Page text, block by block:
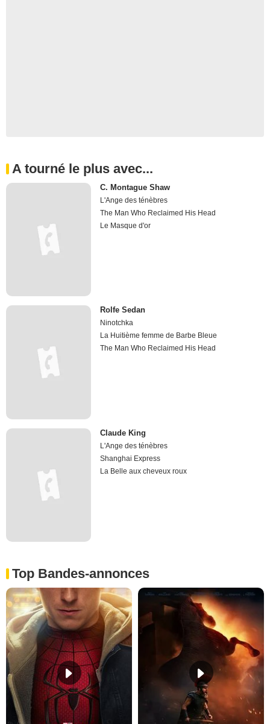
A tourné le plus avec...
C. Montague Shaw
L'Ange des ténèbres
The Man Who Reclaimed His Head
Le Masque d'or
Rolfe Sedan
Ninotchka
La Huitième femme de Barbe Bleue
The Man Who Reclaimed His Head
Claude King
L'Ange des ténèbres
Shanghai Express
La Belle aux cheveux roux
Top Bandes-annonces